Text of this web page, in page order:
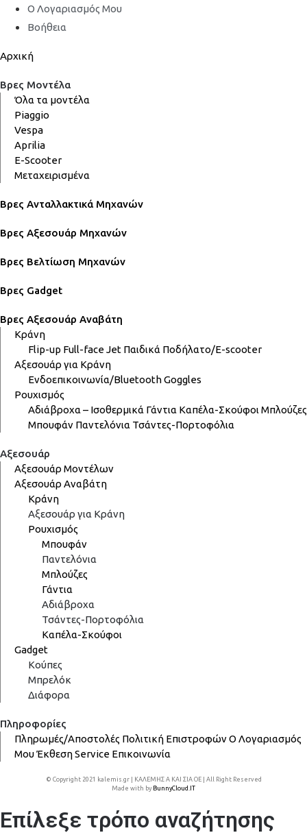
Ο Λογαριασμός Μου
Βοήθεια
Αρχική
Βρες Μοντέλα
Όλα τα μοντέλα
Piaggio
Vespa
Aprilia
E-Scooter
Μεταχειρισμένα
Βρες Ανταλλακτικά Μηχανών
Βρες Αξεσουάρ Μηχανών
Βρες Βελτίωση Μηχανών
Βρες Gadget
Βρες Αξεσουάρ Αναβάτη
Κράνη
Flip-up Full-faceJet Παιδικά Ποδήλατο/E-scooter
Αξεσουάρ για Κράνη
Ενδοεπικοινωνία/BluetoothGoggles
Ρουχισμός
Αδιάβροχα – Ισοθερμικά Γάντια Καπέλα-Σκούφοι Μπλούζες
Μπουφάν Παντελόνια Τσάντες-Πορτοφόλια
Αξεσουάρ
Αξεσουάρ Μοντέλων
Αξεσουάρ Αναβάτη
Κράνη
Αξεσουάρ για Κράνη
Ρουχισμός
Μπουφάν
Παντελόνια
Μπλούζες
Γάντια
Αδιάβροχα
Τσάντες-Πορτοφόλια
Καπέλα-Σκούφοι
Gadget
Κούπες
Μπρελόκ
Διάφορα
Πληροφορίες
Πληρωμές/Αποστολές Πολιτική ΕπιστροφώνΟ Λογαριασμός
ΜουΈκθεσηService Επικοινωνία
© Copyright 2021 kalemis.gr | ΚΑΛΕΜΗΣ Α ΚΑΙ ΣΙΑ ΟΕ | All Right Reserved
Made with by BunnyCloud.IT
Επίλεξε τρόπο αναζήτησης